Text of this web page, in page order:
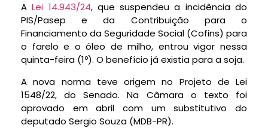
ALei 14.943/24, que suspendeu a incidência do
PIS/Pasep e da Contribuição para o
Financiamento da Seguridade Social (Cofins) para
o farelo e o óleo de milho, entrou vigor nessa
quinta-feira (1º). O benefício já existia para a soja.
A nova norma teve origem no Projeto de Lei
1548/22, do Senado. Na Câmara o texto foi
aprovado em abril com umsubstitutivo do
deputado Sergio Souza (MDB-PR).